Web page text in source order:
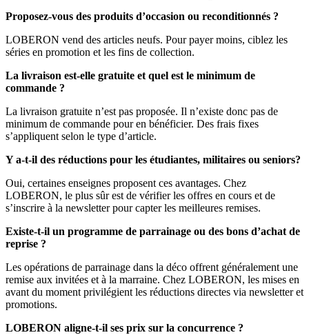
Proposez-vous des produits d’occasion ou reconditionnés ?
LOBERON vend des articles neufs. Pour payer moins, ciblez les
séries en promotion et les fins de collection.
La livraison est-elle gratuite et quel est le minimum de
commande ?
La livraison gratuite n’est pas proposée. Il n’existe donc pas de
minimum de commande pour en bénéficier. Des frais fixes
s’appliquent selon le type d’article.
Y a-t-il des réductions pour les étudiantes, militaires ou seniors?
Oui, certaines enseignes proposent ces avantages. Chez
LOBERON, le plus sûr est de vérifier les offres en cours et de
s’inscrire à la newsletter pour capter les meilleures remises.
Existe-t-il un programme de parrainage ou des bons d’achat de
reprise ?
Les opérations de parrainage dans la déco offrent généralement une
remise aux invitées et à la marraine. Chez LOBERON, les mises en
avant du moment privilégient les réductions directes via newsletter et
promotions.
LOBERON aligne-t-il ses prix sur la concurrence ?